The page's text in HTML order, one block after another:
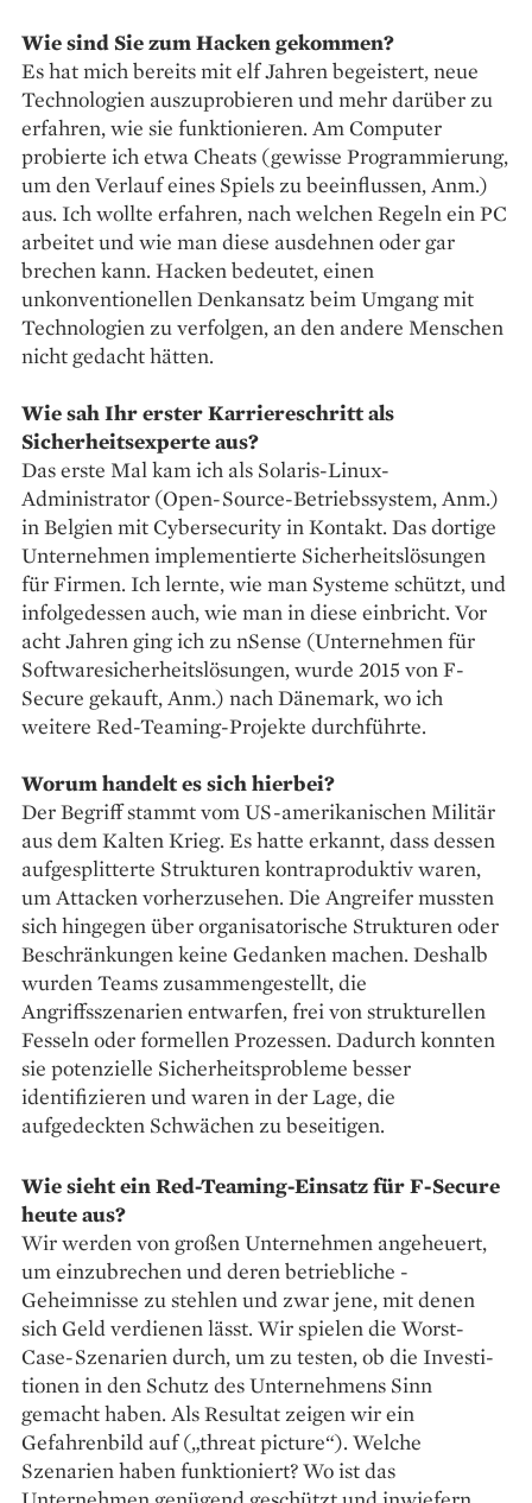
Wie sind Sie zum Hacken gekommen?
Es hat mich bereits mit elf Jahren begeistert, neue
Technologien auszuprobieren und mehr darüber zu
erfahren, wie sie funktionieren. Am Computer
probierte ich etwa Cheats (gewisse Programmierung,
um den Verlauf eines Spiels zu beeinflussen, Anm.)
aus. Ich wollte erfahren, nach welchen Regeln ein PC
arbeitet und wie man diese ausdehnen oder gar
brechen kann. Hacken bedeutet, einen
unkonventionellen Denkansatz beim Umgang mit
Technologien zu verfolgen, an den andere Menschen
nicht gedacht hätten.
Wie sah Ihr erster Karriereschritt als
Sicherheitsexperte aus?
Das erste Mal kam ich als Solaris-Linux-
Administrator (Open-Source-Betriebssystem, Anm.)
in Belgien mit Cybersecurity in Kontakt. Das dortige
Unternehmen implementierte Sicherheitslösungen
für Firmen. Ich lernte, wie man Systeme schützt, und
infolgedessen auch, wie man in diese einbricht. Vor
acht Jahren ging ich zu nSense (Unternehmen für
Softwaresicherheitslösungen, wurde 2015 von F-
Secure gekauft, Anm.) nach Dänemark, wo ich
weitere Red-Teaming-Projekte durchführte.
Worum handelt es sich hierbei?
Der Begriff stammt vom US-amerikanischen Militär
aus dem Kalten Krieg. Es hatte erkannt, dass dessen
aufgesplitterte Strukturen kontraproduktiv waren,
um Attacken vorherzusehen. Die Angreifer mussten
sich hingegen über organisatorische Strukturen oder
Beschränkungen keine Gedanken machen. Deshalb
wurden Teams zusammengestellt, die
Angriffsszenarien entwarfen, frei von strukturellen
Fesseln oder formellen Prozessen. Dadurch konnten
sie potenzielle Sicherheitsprobleme besser
identifizieren und waren in der Lage, die
aufgedeckten Schwächen zu beseitigen.
Wie sieht ein Red-Teaming-Einsatz für F-Secure
heute aus?
Wir werden von großen Unternehmen angeheuert,
um einzubrechen und deren betriebliche ­
Geheimnisse zu stehlen und zwar jene, mit denen
sich Geld verdienen lässt. Wir spielen die Worst-
Case-Szenarien durch, um zu testen, ob die Investi­
tionen in den Schutz des Unternehmens Sinn
gemacht haben. Als Resultat zeigen wir ein
Gefahrenbild auf („threat picture“). Welche
Szenarien haben funktioniert? Wo ist das